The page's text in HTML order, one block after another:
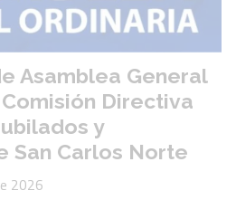
Asamblea General
Directiva
y
San Carlos Norte
2026